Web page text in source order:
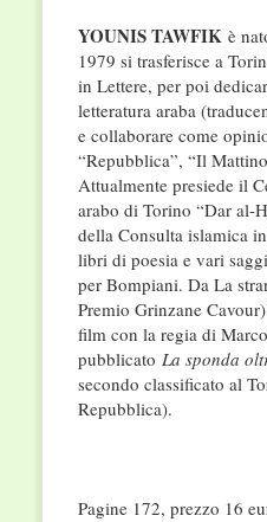
YOUNIS TAWFIKè
1979 si trasferisce a
in Lettere, per poi
letteratura araba
e collaborare come
“Repubblica”, “Il
Attualmente presiede il
arabo di Torino “Dar al-
della Consulta islamica
libri di poesia e vari
per Bompiani. Da La
Premio Grinzane
film con la regia di
pubblicato La sponda
secondo classificato al
Repubblica).
Pagine 172, prezzo 16